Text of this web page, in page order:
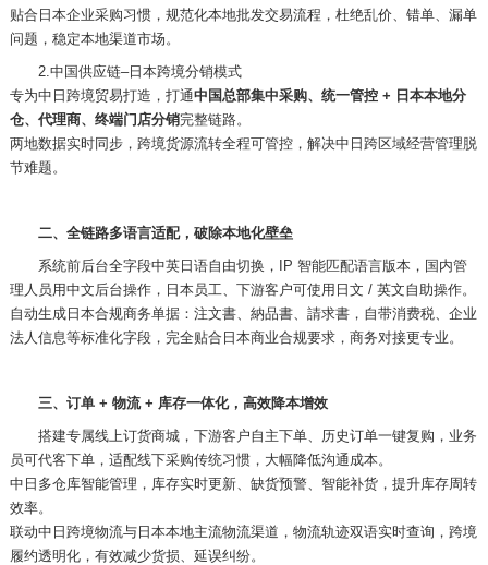
贴合日本企业采购习惯，规范化本地批发交易流程，杜绝乱价、错单、漏单
问题，稳定本地渠道市场。
2. 中国供应链–日本跨境分销模式
专为中日跨境贸易打造，打通中国总部集中采购、统一管控 + 日本本地分
仓、代理商、终端门店分销完整链路。
两地数据实时同步，跨境货源流转全程可管控，解决中日跨区域经营管理脱
节难题。
二、全链路多语言适配，破除本地化壁垒
系统前后台全字段中英日语自由切换，
IP 智能匹配语言版本，国内管
理人员用中文后台操作，日本员工、下游客户可使用日文 / 英文自助操作。
自动生成日本合规商务单据：注文書、納品書、請求書，自带消费税、企业
法人信息等标准化字段，完全贴合日本商业合规要求，商务对接更专业。
三、订单 + 物流 + 库存一体化，高效降本增效
搭建专属线上订货商城，下游客户自主下单、历史订单一键复购，业务
员可代客下单，适配线下采购传统习惯，大幅降低沟通成本。
中日多仓库智能管理，库存实时更新、缺货预警、智能补货，提升库存周转
效率。
联动中日跨境物流与日本本地主流物流渠道，物流轨迹双语实时查询，跨境
履约透明化，有效减少货损、延误纠纷。